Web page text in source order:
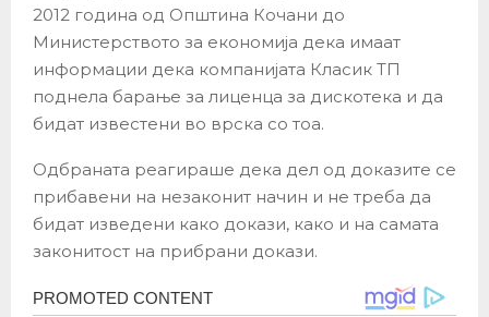
2012 година од Општина Кочани до
Министерството за економија дека имаат
информации дека компанијата Класик ТП
поднела барање за лиценца за дискотека и да
бидат известени во врска со тоа.
Одбраната реагираше дека дел од доказите се
прибавени на незаконит начин и не треба да
бидат изведени како докази, како и на самата
законитост на прибрани докази.